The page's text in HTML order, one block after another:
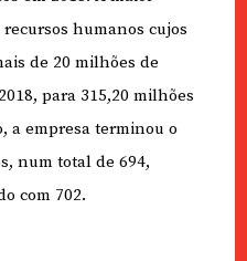
humanos cujos
de 20 milhões de
para 315,20 milhões
a empresa terminou o
num total de 694,
com 702.